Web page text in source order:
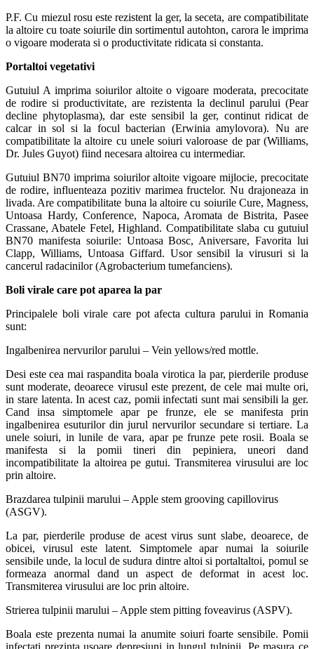
P.F. Cu miezul rosu este rezistent la ger, la seceta, are compatibilitate
la altoire cu toate soiurile din sortimentul autohton, carora le imprima
o vigoare moderata si o productivitate ridicata si constanta.
Portaltoi vegetativi
Gutuiul A imprima soiurilor altoite o vigoare moderata, precocitate
de rodire si productivitate, are rezistenta la declinul parului (Pear
decline phytoplasma), dar este sensibil la ger, continut ridicat de
calcar in sol si la focul bacterian (Erwinia amylovora). Nu are
compatibilitate la altoire cu unele soiuri valoroase de par (Williams,
Dr. Jules Guyot) fiind necesara altoirea cu intermediar.
Gutuiul BN70 imprima soiurilor altoite vigoare mijlocie, precocitate
de rodire, influenteaza pozitiv marimea fructelor. Nu drajoneaza in
livada. Are compatibilitate buna la altoire cu soiurile Cure, Magness,
Untoasa Hardy, Conference, Napoca, Aromata de Bistrita, Pasee
Crassane, Abatele Fetel, Highland. Compatibilitate slaba cu gutuiul
BN70 manifesta soiurile: Untoasa Bosc, Aniversare, Favorita lui
Clapp, Williams, Untoasa Giffard. Usor sensibil la virusuri si la
cancerul radacinilor (Agrobacterium tumefanciens).
Boli virale care pot aparea la par
Principalele boli virale care pot afecta cultura parului in Romania
sunt:
Ingalbenirea nervurilor parului – Vein yellows/red mottle.
Desi este cea mai raspandita boala virotica la par, pierderile produse
sunt moderate, deoarece virusul este prezent, de cele mai multe ori,
in stare latenta. In acest caz, pomii infectati sunt mai sensibili la ger.
Cand insa simptomele apar pe frunze, ele se manifesta prin
ingalbenirea esuturilor din jurul nervurilor secundare si tertiare. La
unele soiuri, in lunile de vara, apar pe frunze pete rosii. Boala se
manifesta si la pomii tineri din pepiniera, uneori dand
incompatibilitate la altoirea pe gutui. Transmiterea virusului are loc
prin altoire.
Brazdarea tulpinii marului – Apple stem grooving capillovirus
(ASGV).
La par, pierderile produse de acest virus sunt slabe, deoarece, de
obicei, virusul este latent. Simptomele apar numai la soiurile
sensibile unde, la locul de sudura dintre altoi si portaltaltoi, pomul se
formeaza anormal dand un aspect de deformat in acest loc.
Transmiterea virusului are loc prin altoire.
Strierea tulpinii marului – Apple stem pitting foveavirus (ASPV).
Boala este prezenta numai la anumite soiuri foarte sensibile. Pomii
infectati prezinta usoare depresiuni in lungul tulpinii. Pe masura ce